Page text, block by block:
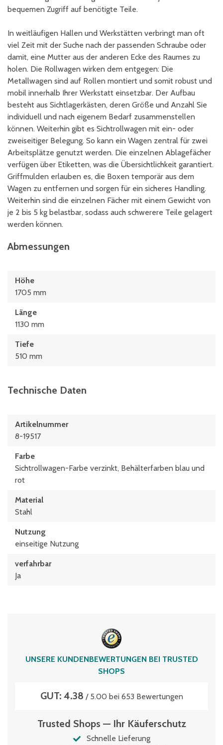
bequemen Zugriff auf benötigte Teile.
In weitläufigen Hallen und Werkstätten verbringt man oft
viel Zeit mit der Suche nach der passenden Schraube oder
damit, eine Mutter aus der anderen Ecke des Raumes zu
holen. Die Rollwagen wirken dem entgegen: Die
Metallwagen sind auf Rollen montiert und somit robust und
mobil innerhalb Ihrer Werkstatt einsetzbar. Der Aufbau
besteht aus Sichtlagerkästen, deren Größe und Anzahl Sie
individuell und nach eigenem Bedarf zusammenstellen
können. Weiterhin gibt es Sichtrollwagen mit ein- oder
zweiseitiger Belegung. So kann ein Wagen zentral für zwei
Arbeitsplätze genutzt werden. Die einzelnen Ablagefächer
verfügen über Etiketten, was die Übersichtlichkeit garantiert.
Griffmulden erlauben es, die Boxen temporär aus dem
Wagen zu entfernen und sorgen für ein sicheres Handling.
Weiterhin sind die einzelnen Fächer mit einem Gewicht von
je 2 bis 5 kg belastbar, sodass auch schwerere Teile gelagert
werden können.
Abmessungen
Höhe
1705 mm
Länge
1130 mm
Tiefe
510 mm
Technische Daten
Artikelnummer
8-19517
Farbe
Sichtrollwagen-Farbe verzinkt, Behälterfarben blau und
rot
Material
Stahl
Nutzung
einseitige Nutzung
verfahrbar
Ja
UNSERE KUNDENBEWERTUNGEN BEI TRUSTED
SHOPS
GUT: 4.38 / 5.00 bei 653 Bewertungen
Trusted Shops — Ihr Käuferschutz
Schnelle Lieferung